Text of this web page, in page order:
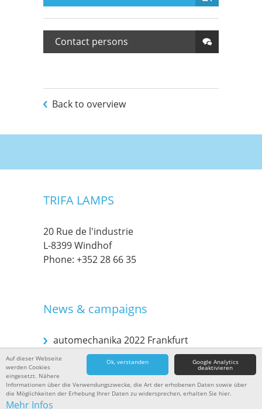
Google Analytics
deaktivieren
Ok, verstanden
Auf dieser Webseite
werden Cookies
eingesetzt. Nähere
Informationen über die Verwendungszwecke, die Art der erhobenen Daten sowie über
die Möglichkeiten der Erhebung Ihrer Daten zu widersprechen, erhalten Sie hier.
Mehr Infos
Contact persons
Back to overview
TRIFA LAMPS
20 Rue de l'industrie
L-8399 Windhof
Phone: +352 28 66 35
News & campaigns
automechanika 2022 Frankfurt
Automechanika 2018 in Frankfurt